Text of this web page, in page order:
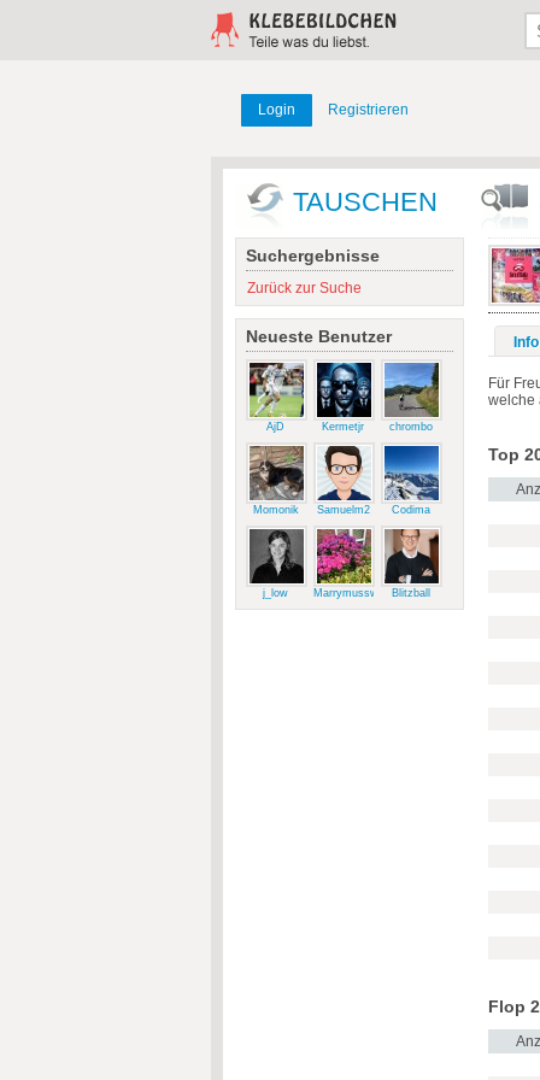
Login Registrieren
TAUSCHEN
Suchergebnisse
Zurück zur Suche
Neueste Benutzer
AjD Kermetjr chrombo
Momonik Samuelm2 Codima
j_low Marrymussweg Blitzball
Info
Für
welche
Top
Flop